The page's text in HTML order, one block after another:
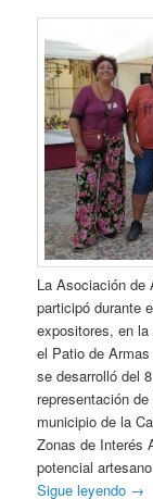
La Asociación de
participó durante
expositores, en
el Patio de
se desarrolló del
representación
municipio de la
Zonas de Interés
potencial
Sigue leyendo →